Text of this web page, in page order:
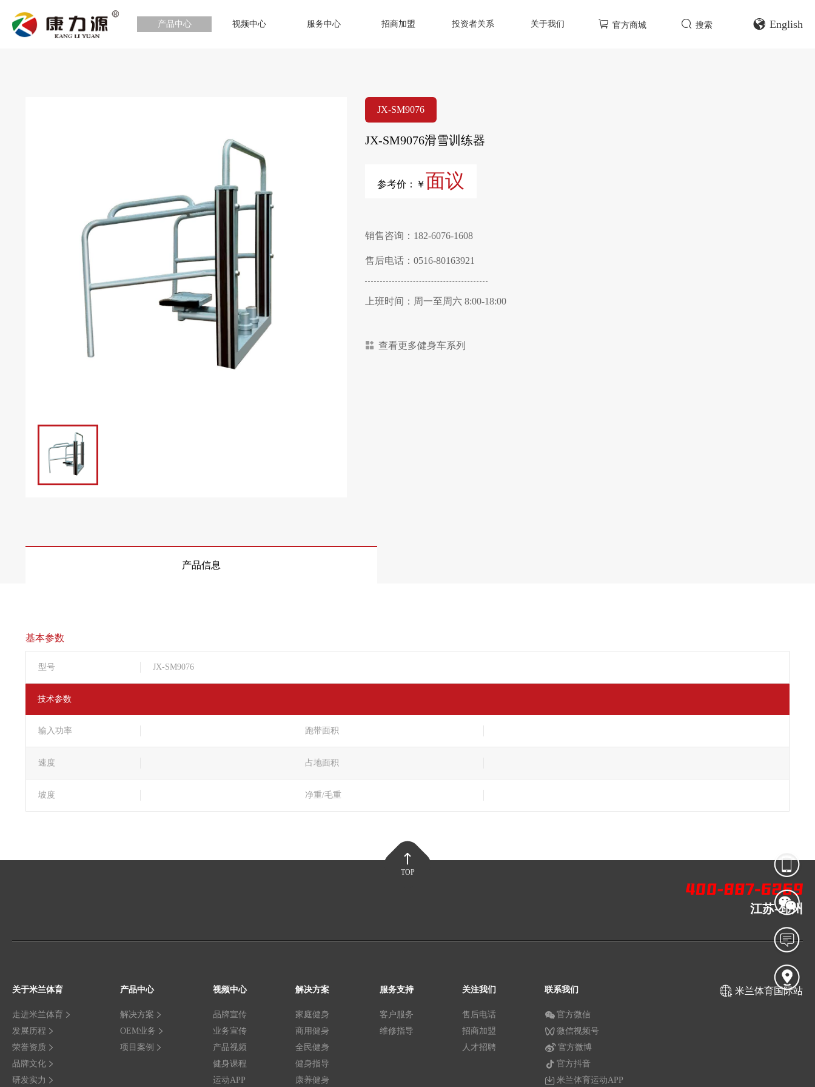
产品中心 视频中心 服务中心 招商加盟 投资者关系 关于我们 官方商城 搜索 English
JX-SM9076
JX-SM9076滑雪训练器
参考价：￥面议
销售咨询：182-6076-1608
售后电话：0516-80163921
上班时间：周一至周六 8:00-18:00
查看更多健身车系列
产品信息
基本参数
型号 JX-SM9076
技术参数
输入功率 跑带面积
速度 占地面积
坡度 净重/毛重
TOP
江苏-邳州
关于米兰体育
走进米兰体育
发展历程
荣誉资质
品牌文化
研发实力
产品中心
解决方案
OEM业务
项目案例
视频中心
品牌宣传
业务宣传
产品视频
健身课程
运动APP
解决方案
家庭健身
商用健身
全民健身
健身指导
康养健身
服务支持
客户服务
维修指导
关注我们
售后电话
招商加盟
人才招聘
联系我们
官方微信
微信视频号
官方微博
官方抖音
米兰体育运动APP
米兰体育国际站